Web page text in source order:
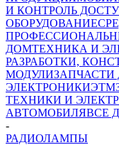
И КОНТРОЛЬ
ОБОРУДОВАНИЕ
ДОМТЕХНИКА И
РАЗРАБОТКИ,
МОДУЛИЗАПЧАСТИ
ЭЛЕКТРОНИКИЭТМ
ТЕХНИКИ И
АВТОМОБИЛЯВСЕ
-
РАДИОЛАМПЫ